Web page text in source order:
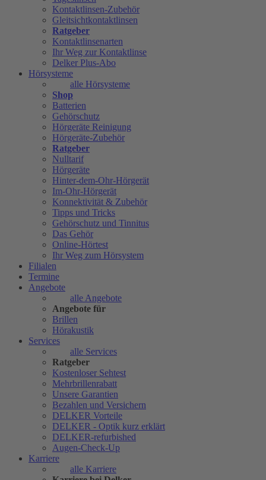
Kontaktlinsen-Zubehör
Gleitsichtkontaktlinsen
Ratgeber
Kontaktlinsenarten
Ihr Weg zur Kontaktlinse
Delker Plus-Abo
Hörsysteme
alle Hörsysteme
Shop
Batterien
Gehörschutz
Hörgeräte Reinigung
Hörgeräte-Zubehör
Ratgeber
Nulltarif
Hörgeräte
Hinter-dem-Ohr-Hörgerät
Im-Ohr-Hörgerät
Konnektivität & Zubehör
Tipps und Tricks
Gehörschutz und Tinnitus
Das Gehör
Online-Hörtest
Ihr Weg zum Hörsystem
Filialen
Termine
Angebote
alle Angebote
Angebote für
Brillen
Hörakustik
Services
alle Services
Ratgeber
Kostenloser Sehtest
Mehrbrillenrabatt
Unsere Garantien
Bezahlen und Versichern
DELKER Vorteile
DELKER - Optik kurz erklärt
DELKER-refurbished
Augen-Check-Up
Karriere
alle Karriere